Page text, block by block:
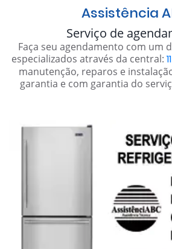
Assistência
Serviço de
Faça seu agendamento com um
especializados através da central:
manutenção, reparos e
garantia e com garantia do